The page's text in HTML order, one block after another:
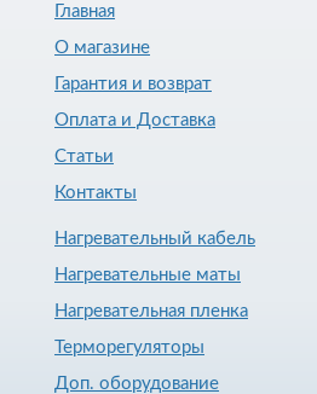
Главная
О магазине
Гарантия и возврат
Оплата и Доставка
Статьи
Контакты
Нагревательный кабель
Нагревательные маты
Нагревательная пленка
Терморегуляторы
Доп. оборудование